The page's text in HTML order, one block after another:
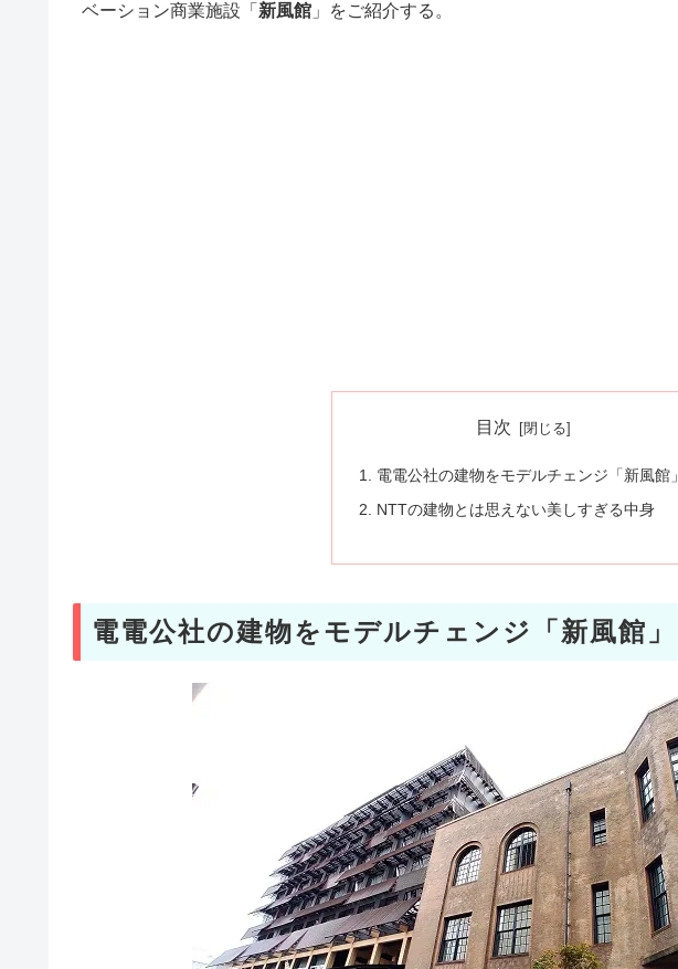
ベーション商業施設「 新風館 」をご紹介する。
目次
電電公社の建物をモデルチェンジ「新風館」
NTTの建物とは思えない美しすぎる中身
電電公社の建物をモデルチェンジ「新風館」